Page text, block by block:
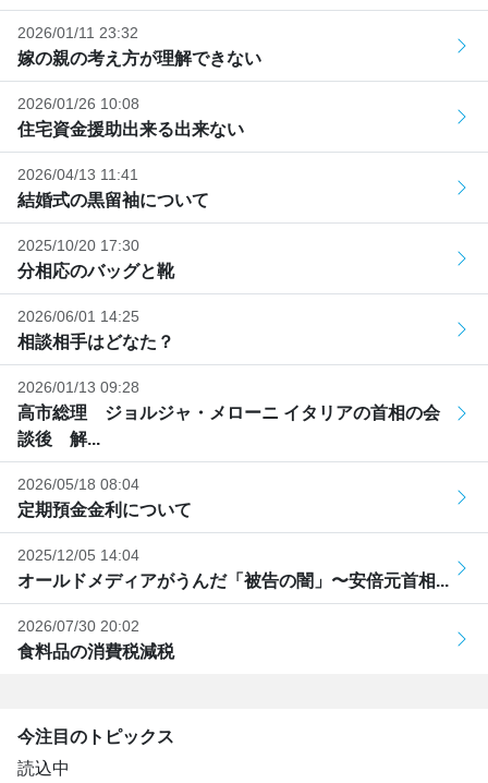
2026/01/11 23:32
嫁の親の考え方が理解できない
2026/01/26 10:08
住宅資金援助出来る出来ない
2026/04/13 11:41
結婚式の黒留袖について
2025/10/20 17:30
分相応のバッグと靴
2026/06/01 14:25
相談相手はどなた？
2026/01/13 09:28
高市総理 ジョルジャ・メローニ イタリアの首相の会
談後 解...
2026/05/18 08:04
定期預金金利について
2025/12/05 14:04
オールドメディアがうんだ「被告の闇」〜安倍元首相...
2026/07/30 20:02
食料品の消費税減税
今注目のトピックス
読込中